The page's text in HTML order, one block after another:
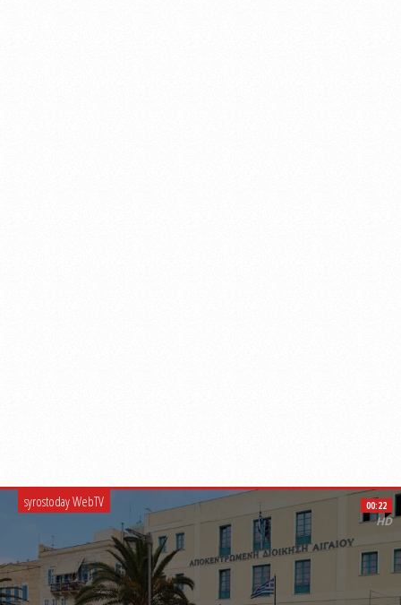
syrostoday WebTV 00:22
HD